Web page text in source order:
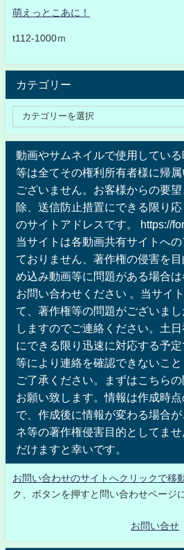
萌えっとこあに！
t112-1000ｍ
カテゴリー
動画やサムネイルで使用してい
等は全てその権利所有者様に帰
ございません。お客様からの要
除、送信防止措置にできる限り
のサイトアドレスです。 https://
当サイトは各動画共有サイトへ
ておりません、著作権の侵害を
め込み動画等に問題がある場合
お問い合わせください 。当サイ
て、著作権等の問題がございま
しますのでご連絡ください。土
にできる限り迅速に対応する予
等により連絡を確認できないこと
ご了承ください。まずはこちら
お願い致します。情報は作成時
で、作成後に情報が変わる場合
ネ等の著作権侵害目的としてま
だけますと幸いです。
お問い合わせのサイトへクリックで移
ク、ボタンを押すと問い合わせページ
お問い合せ